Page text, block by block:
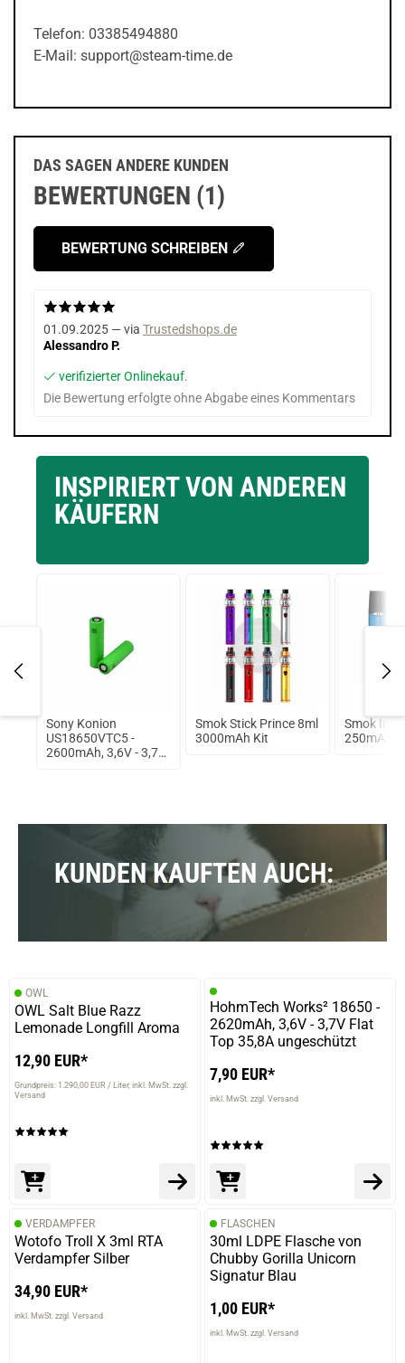
Telefon: 03385494880
E-Mail: support@steam-time.de
DAS SAGEN ANDERE KUNDEN
BEWERTUNGEN (1)
BEWERTUNG SCHREIBEN
01.09.2025 — via Trustedshops.de
Alessandro P.
verifizierter Onlinekauf.
Die Bewertung erfolgte ohne Abgabe eines Kommentars
INSPIRIERT VON ANDEREN
KÄUFERN
Sony Konion
US18650VTC5 -
2600mAh, 3,6V - 3,7V
Smok Stick Prince 8ml
3000mAh Kit
Smok
250mAh
KUNDEN KAUFTEN AUCH:
OWL
OWL Salt Blue Razz
Lemonade Longfill Aroma
12,90 EUR*
Grundpreis: 1.290,00 EUR / Liter inkl. MwSt. zzgl.
Versand
HohmTech Works² 18650 -
2620mAh, 3,6V - 3,7V Flat
Top 35,8A ungeschützt
7,90 EUR*
inkl. MwSt. zzgl. Versand
VERDAMPFER
Wotofo Troll X 3ml RTA
Verdampfer Silber
34,90 EUR*
inkl. MwSt. zzgl. Versand
FLASCHEN
30ml LDPE Flasche von
Chubby Gorilla Unicorn
Signatur Blau
1,00 EUR*
inkl. MwSt. zzgl. Versand